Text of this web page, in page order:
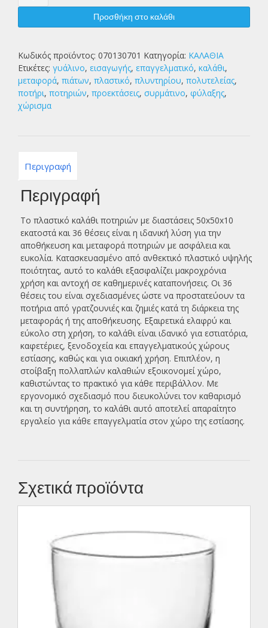
ποτηριών
50x50x10
θέσεων
ποσότητα
Προσθήκη στο καλάθι
Κωδικός προϊόντος: 070130701 Κατηγορία: ΚΑΛΑΘΙΑ
Ετικέτες: γυάλινο, εισαγωγής, επαγγελματικό, καλάθι,
μεταφορά, πιάτων, πλαστικό, πλυντηρίου, πολυτελείας,
ποτήρι, ποτηριών, προεκτάσεις, συρμάτινο, φύλαξης,
χώρισμα
Περιγραφή
Περιγραφή
Το πλαστικό καλάθι ποτηριών με διαστάσεις 50x50x10
εκατοστά και 36 θέσεις είναι η ιδανική λύση για την
αποθήκευση και μεταφορά ποτηριών με ασφάλεια και
ευκολία. Κατασκευασμένο από ανθεκτικό πλαστικό υψηλής
ποιότητας, αυτό το καλάθι εξασφαλίζει μακροχρόνια
χρήση και αντοχή σε καθημερινές καταπονήσεις. Οι 36
θέσεις του είναι σχεδιασμένες ώστε να προστατεύουν τα
ποτήρια από γρατζουνιές και ζημιές κατά τη διάρκεια της
μεταφοράς ή της αποθήκευσης. Εξαιρετικά ελαφρύ και
εύκολο στη χρήση, το καλάθι είναι ιδανικό για εστιατόρια,
καφετέριες, ξενοδοχεία και επαγγελματικούς χώρους
εστίασης, καθώς και για οικιακή χρήση. Επιπλέον, η
στοίβαξη πολλαπλών καλαθιών εξοικονομεί χώρο,
καθιστώντας το πρακτικό για κάθε περιβάλλον. Με
εργονομικό σχεδιασμό που διευκολύνει τον καθαρισμό
και τη συντήρηση, το καλάθι αυτό αποτελεί απαραίτητο
εργαλείο για κάθε επαγγελματία στον χώρο της εστίασης.
Σχετικά προϊόντα